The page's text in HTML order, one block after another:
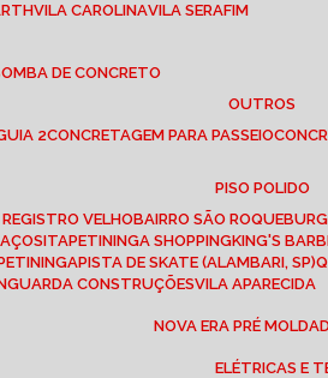
VILA CAROLINA VILA SERAFIM
DE CONCRETO
OUTROS
2 CONCRETAGEM PARA PASSEIO
PISO POLIDO
REGISTRO VELHO BAIRRO SÃO ROQUE
ITAPETININGA SHOPPING KING'S
PISTA DE SKATE (ALAMBARI, SP)
CONSTRUÇÕES VILA APARECIDA
NOVA ERA PRÉ
ELÉTRICAS E